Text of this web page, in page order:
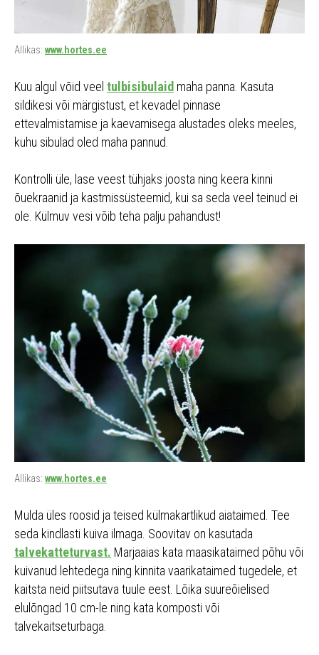
Allikas: www.hortes.ee
Kuu algul võid veel tulbisibulaid maha panna. Kasuta
sildikesi või märgistust, et kevadel pinnase
ettevalmistamise ja kaevamisega alustades oleks meeles,
kuhu sibulad oled maha pannud.
Kontrolli üle, lase veest tühjaks joosta ning keera kinni
õuekraanid ja kastmissüsteemid, kui sa seda veel teinud ei
ole. Külmuv vesi võib teha palju pahandust!
Allikas: www.hortes.ee
Mulda üles roosid ja teised külmakartlikud aiataimed. Tee
seda kindlasti kuiva ilmaga. Soovitav on kasutada
talvekatteturvast. Marjaaias kata maasikataimed põhu või
kuivanud lehtedega ning kinnita vaarikataimed tugedele, et
kaitsta neid piitsutava tuule eest. Lõika suureõielised
elulõngad 10 cm-le ning kata komposti või
talvekaitseturbaga.